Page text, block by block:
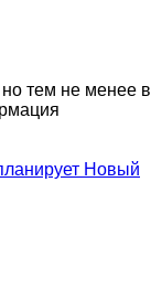
тем не менее в
Новый